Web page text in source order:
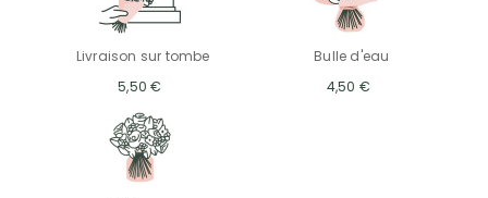
Livraison sur tombe
5,50 €
Bulle d'eau
4,50 €